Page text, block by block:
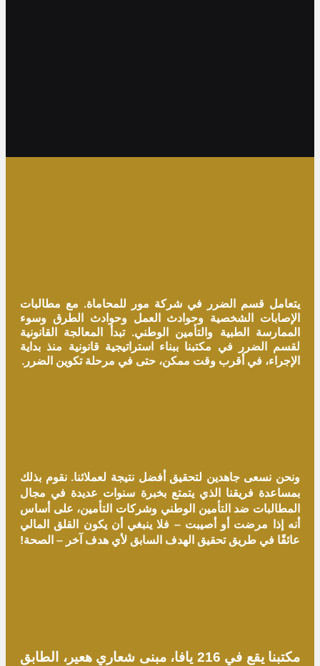
يتعامل قسم الضرر في شركة مور للمحاماة. مع مطالبات
الإصابات الشخصية وحوادث العمل وحوادث الطرق وسوء
الممارسة الطبية والتأمين الوطني. تبدأ المعالجة القانونية
لقسم الضرر في مكتبنا ببناء استراتيجية قانونية منذ بداية
الإجراء، في أقرب وقت ممكن، حتى في مرحلة تكوين الضرر.
ونحن نسعى جاهدين لتحقيق أفضل نتيجة لعملائنا. نقوم بذلك
بمساعدة فريقنا الذي يتمتع بخبرة سنوات عديدة في مجال
المطالبات ضد التأمين الوطني وشركات التأمين، على أساس
أنه إذا مرضت أو أصيبت – فلا ينبغي أن يكون القلق المالي
عائقًا في طريق تحقيق الهدف السابق لأي هدف آخر – الصحة!
مكتبنا يقع في 216 يافا، مبنى شعاري هعير، الطابق